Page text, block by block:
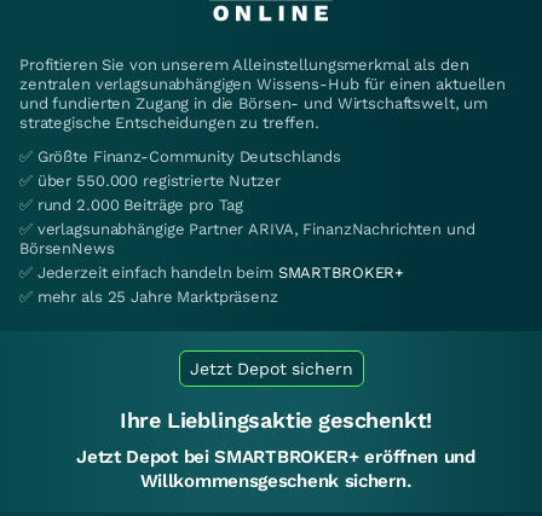
Profitieren Sie von unserem Alleinstellungsmerkmal als den
zentralen verlagsunabhängigen Wissens-Hub für einen aktuellen
und fundierten Zugang in die Börsen- und Wirtschaftswelt, um
strategische Entscheidungen zu treffen.
✅ Größte Finanz-Community Deutschlands
✅ über 550.000 registrierte Nutzer
✅ rund 2.000 Beiträge pro Tag
✅ verlagsunabhängige Partner ARIVA, FinanzNachrichten und
BörsenNews
✅ Jederzeit einfach handeln beim SMARTBROKER+
✅ mehr als 25 Jahre Marktpräsenz
Jetzt Depot sichern
Ihre Lieblingsaktie geschenkt!
Jetzt Depot bei SMARTBROKER+ eröffnen und
Willkommensgeschenk sichern.